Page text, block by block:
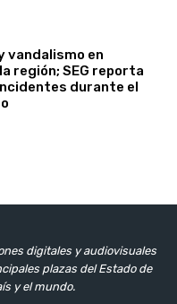
vandalismo en
región; SEG reporta
durante el
digitales y audiovisuales
plazas del Estado de
y el mundo.